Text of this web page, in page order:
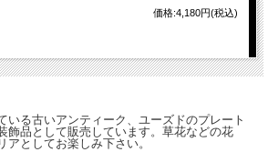
価格:4,180円(税込)
いる古いアンティーク、ユーズドのプレート
飾品として販売しています。草花などの花
としてお楽しみ下さい。